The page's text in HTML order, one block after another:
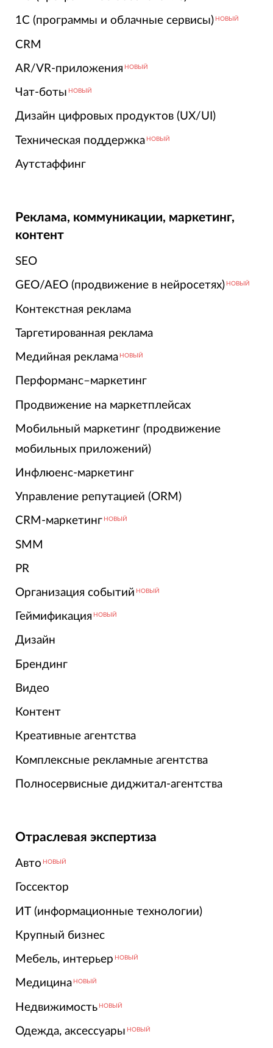
1С (программы и облачные сервисы) НОВЫЙ
CRM
AR/VR-приложения НОВЫЙ
Чат-боты НОВЫЙ
Дизайн цифровых продуктов (UX/UI)
Техническая поддержка НОВЫЙ
Аутстаффинг
Реклама, коммуникации, маркетинг,
контент
SEO
GEO/AEO (продвижение в нейросетях) НОВЫЙ
Контекстная реклама
Таргетированная реклама
Медийная реклама НОВЫЙ
Перформанс–маркетинг
Продвижение на маркетплейсах
Мобильный маркетинг (продвижение
мобильных приложений)
Инфлюенс-маркетинг
Управление репутацией (ORM)
CRM-маркетинг НОВЫЙ
SMM
PR
Организация событий НОВЫЙ
Геймификация НОВЫЙ
Дизайн
Брендинг
Видео
Контент
Креативные агентства
Комплексные рекламные агентства
Полносервисные диджитал-агентства
Отраслевая экспертиза
Авто НОВЫЙ
Госсектор
ИТ (информационные технологии)
Крупный бизнес
Мебель, интерьер НОВЫЙ
Медицина НОВЫЙ
Недвижимость НОВЫЙ
Одежда, аксессуары НОВЫЙ